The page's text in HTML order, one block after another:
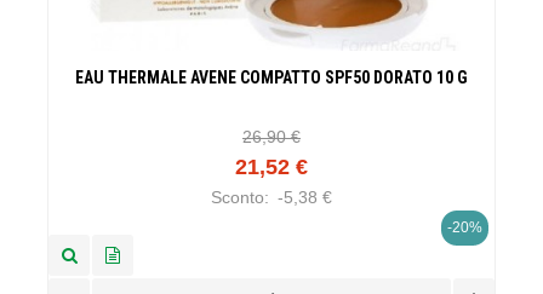
EAU THERMALE AVENE COMPATTO SPF50 DORATO 10 G
26,90 €
21,52 €
Sconto: -5,38 €
-20%